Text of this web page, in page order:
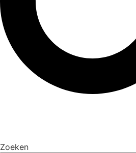
Zoeken